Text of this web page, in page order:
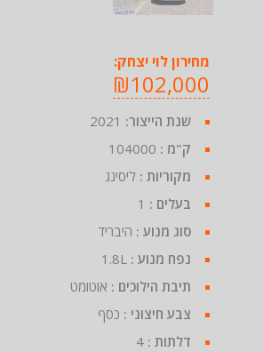
מחירון לוי יצחק:
₪102,000
שנת הייצור: 2021
ק"מ : 104000
מקוריות : ליסינג
בעלים : 1
סוג מנוע : היבריד
נפח מנוע : 1.8L
תיבת הילוכים : אוטומט
צבע חיצוני : כסף
דלתות : 4